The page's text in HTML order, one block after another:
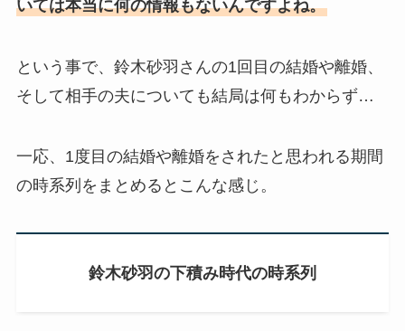
いては本当に何の情報もないんですよね。
という事で、鈴木砂羽さんの1回目の結婚や離婚、
そして相手の夫についても結局は何もわからず…
一応、1度目の結婚や離婚をされたと思われる期間
の時系列をまとめるとこんな感じ。
鈴木砂羽の下積み時代の時系列